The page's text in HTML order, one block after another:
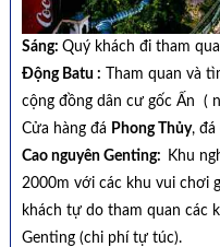
Sáng: Quý khách đi tham
Động Batu : Tham quan và
cộng đồng dân cư gốc Ấn (
Cửa hàng đá Phong Thủy, đá
Cao nguyên Genting:
Khu
2000m với các khu vui chơi
khách tự do tham quan các
Genting (chi phí tự túc).